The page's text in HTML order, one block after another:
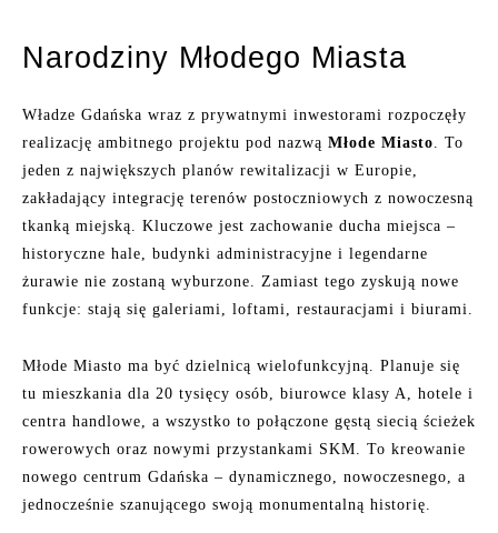
Narodziny Młodego Miasta
Władze Gdańska wraz z prywatnymi inwestorami rozpoczęły
realizację ambitnego projektu pod nazwą Młode Miasto. To
jeden z największych planów rewitalizacji w Europie,
zakładający integrację terenów postoczniowych z nowoczesną
tkanką miejską. Kluczowe jest zachowanie ducha miejsca –
historyczne hale, budynki administracyjne i legendarne
żurawie nie zostaną wyburzone. Zamiast tego zyskują nowe
funkcje: stają się galeriami, loftami, restauracjami i biurami.
Młode Miasto ma być dzielnicą wielofunkcyjną. Planuje się
tu mieszkania dla 20 tysięcy osób, biurowce klasy A, hotele i
centra handlowe, a wszystko to połączone gęstą siecią ścieżek
rowerowych oraz nowymi przystankami SKM. To kreowanie
nowego centrum Gdańska – dynamicznego, nowoczesnego, a
jednocześnie szanującego swoją monumentalną historię.